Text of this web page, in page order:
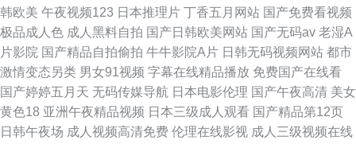
韩欧美 午夜视频123 日本推理片 丁香五月网站 国产免费看视频
极品成人色 成人黑料自拍 国产日韩欧美网站 国产无码av 老湿A
片影院 国产精品自拍偷拍 牛牛影院A片 日韩无码视频网站 都市
激情变态另类 男女91视频 字幕在线精品播放 免费国产在线看
国产婷婷五月天 无码传媒导航 日本电影伦理 国产午夜高清 美女
黄色18 亚洲午夜精品视频 日本三级成人观看 国产精品第12页
日韩午夜场 成人视频高清免费 伦理在线影视 成人三级视频在线